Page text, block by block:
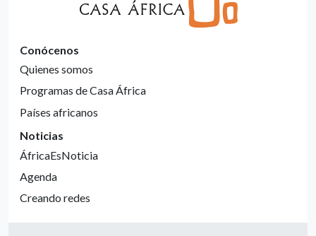
Conócenos
Quienes somos
Programas de Casa África
Países africanos
Noticias
ÁfricaEsNoticia
Agenda
Creando redes